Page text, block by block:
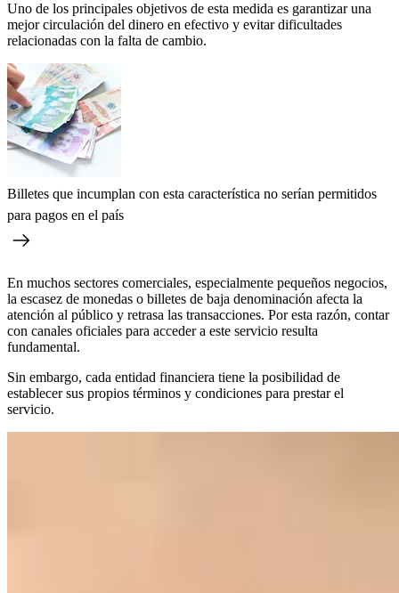
Uno de los principales objetivos de esta medida es garantizar una
mejor circulación del dinero en efectivo y evitar dificultades
relacionadas con la falta de cambio.
Billetes que incumplan con esta característica no serían permitidos
para pagos en el país
En muchos sectores comerciales, especialmente pequeños negocios,
la escasez de monedas o billetes de baja denominación afecta la
atención al público y retrasa las transacciones. Por esta razón, contar
con canales oficiales para acceder a este servicio resulta
fundamental.
Sin embargo, cada entidad financiera tiene la posibilidad de
establecer sus propios términos y condiciones para prestar el
servicio.